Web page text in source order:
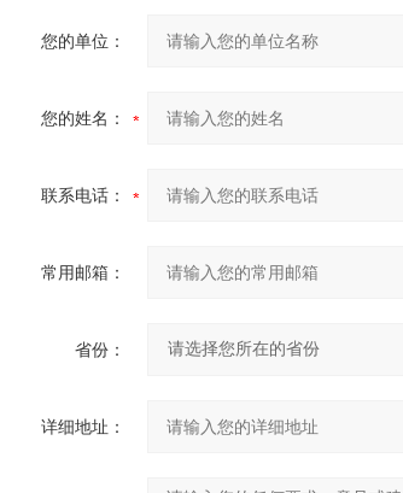
您的单位：
您的姓名：
联系电话：
常用邮箱：
省份：
详细地址：